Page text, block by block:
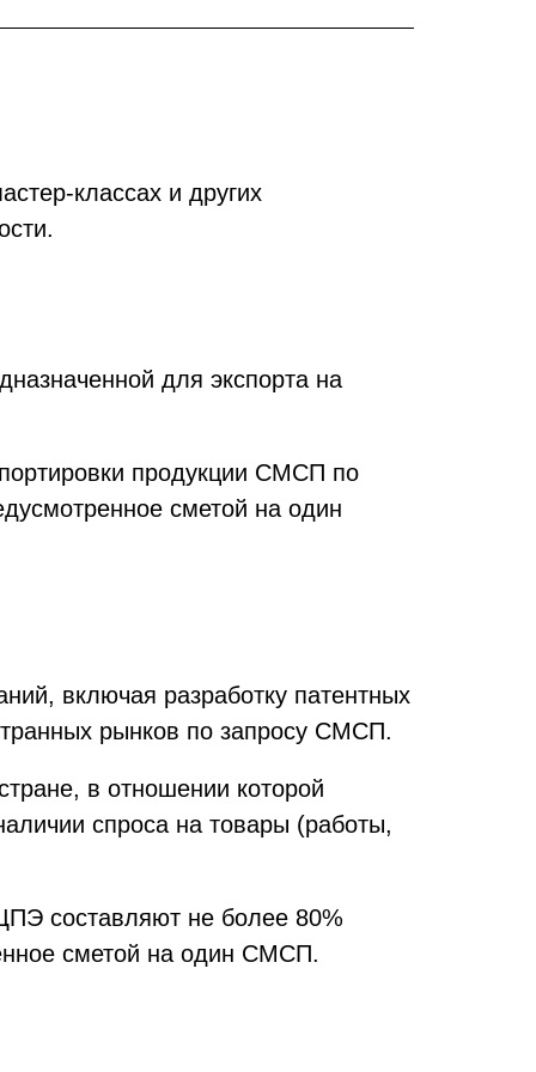
классах и других
для экспорта на
продукции СМСП по
сметой на один
включая разработку патентных
рынков по запросу СМСП.
в отношении которой
спроса на товары (работы,
составляют не более 80%
сметой на один СМСП.